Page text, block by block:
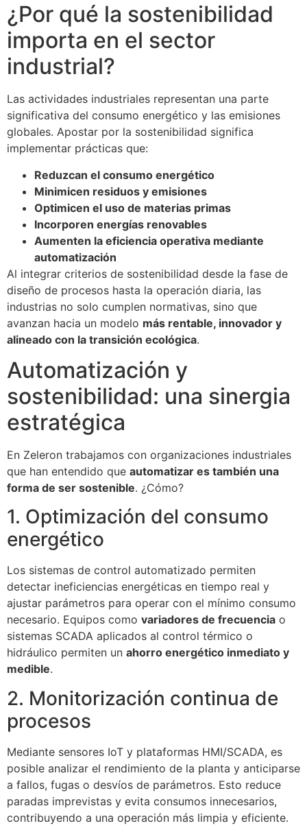
¿Por qué la sostenibilidad
importa en el sector
industrial?
Las actividades industriales representan una parte
significativa del consumo energético y las emisiones
globales. Apostar por la sostenibilidad significa
implementar prácticas que:
Reduzcan el consumo energético
Minimicen residuos y emisiones
Optimicen el uso de materias primas
Incorporen energías renovables
Aumenten la eficiencia operativa mediante
automatización
Al integrar criterios de sostenibilidad desde la fase de
diseño de procesos hasta la operación diaria, las
industrias no solo cumplen normativas, sino que
avanzan hacia un modelo más rentable, innovador y
alineado con la transición ecológica.
Automatización y
sostenibilidad: una sinergia
estratégica
En Zeleron trabajamos con organizaciones industriales
que han entendido que automatizar es también una
forma de ser sostenible. ¿Cómo?
1. Optimización del consumo
energético
Los sistemas de control automatizado permiten
detectar ineficiencias energéticas en tiempo real y
ajustar parámetros para operar con el mínimo consumo
necesario. Equipos como variadores de frecuencia o
sistemas SCADA aplicados al control térmico o
hidráulico permiten un ahorro energético inmediato y
medible.
2. Monitorización continua de
procesos
Mediante sensores IoT y plataformas HMI/SCADA, es
posible analizar el rendimiento de la planta y anticiparse
a fallos, fugas o desvíos de parámetros. Esto reduce
paradas imprevistas y evita consumos innecesarios,
contribuyendo a una operación más limpia y eficiente.